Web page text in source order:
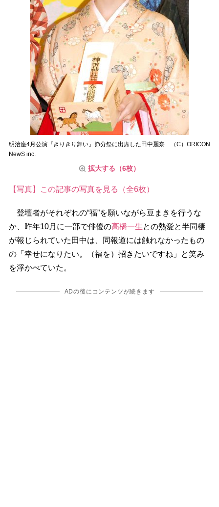
明治座4月公演『きりきり舞い』節分祭に出席した田中麗奈 （C）ORICON
NewS inc.
拡大する（6枚）
【写真】この記事の写真を見る（全6枚）
登壇者がそれぞれの“福”を願いながら豆まきを行うな
か、昨年10月に一部で俳優の高橋一生との熱愛と半同棲
が報じられていた田中は、同報道には触れなかったもの
の「幸せになりたい。（福を）招きたいですね」と笑み
を浮かべていた。
ADの後にコンテンツが続きます